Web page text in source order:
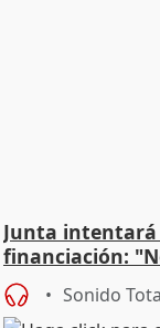
Junta
financiación:
Sonido